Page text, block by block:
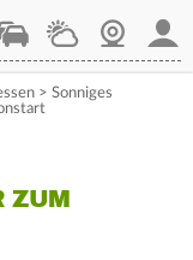
WetterWebcam
> Sonniges
ZUM